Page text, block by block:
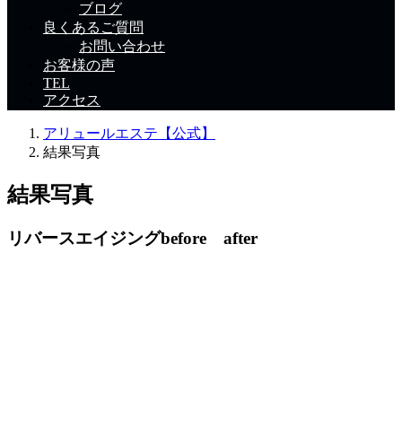
ブログ
良くあるご質問
お問い合わせ
お客様の声
TEL
アクセス
アリュールエステ【公式】
結果写真
結果写真
リバースエイジングbefore after